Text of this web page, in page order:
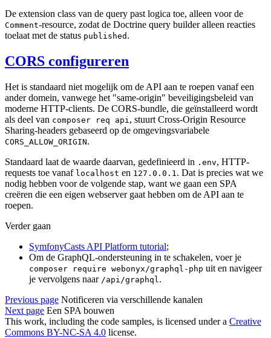
De extension class van de query past logica toe, alleen voor de
Comment-resource, zodat de Doctrine query builder alleen reacties
toelaat met de status published .
CORS configureren
Het is standaard niet mogelijk om de API aan te roepen vanaf een
ander domein, vanwege het "same-origin" beveiligingsbeleid van
moderne HTTP-clients. De CORS-bundle, die geïnstalleerd wordt
als deel van composer req api , stuurt Cross-Origin Resource
Sharing-headers gebaseerd op de omgevingsvariabele
CORS_ALLOW_ORIGIN.
Standaard laat de waarde daarvan, gedefinieerd in .env, HTTP-
requests toe vanaf localhost en 127.0.0.1 . Dat is precies wat we
nodig hebben voor de volgende stap, want we gaan een SPA
creëren die een eigen webserver gaat hebben om de API aan te
roepen.
Verder gaan
SymfonyCasts API Platform tutorial;
Om de GraphQL-ondersteuning in te schakelen, voer je
composer require webonyx/graphql-php uit en navigeer
je vervolgens naar /api/graphql .
Previous page Notificeren via verschillende kanalen
Next page Een SPA bouwen
This work, including the code samples, is licensed under a Creative
Commons BY-NC-SA 4.0 license.